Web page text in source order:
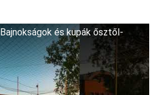
és kupák ősztől-